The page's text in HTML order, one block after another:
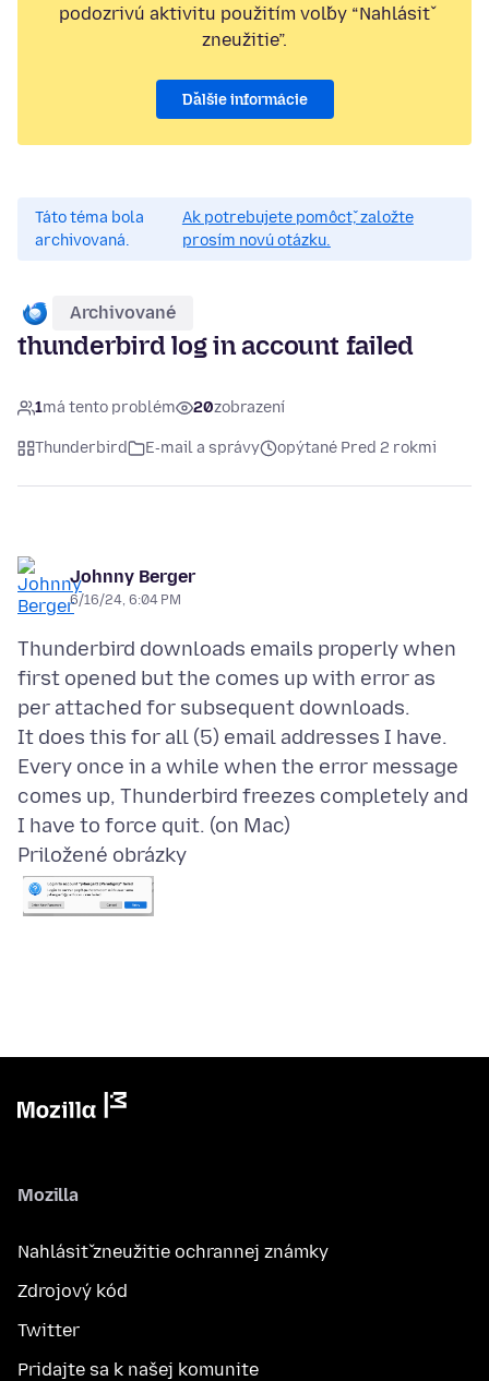
podozrivú aktivitu použitím voľby “Nahlásiť
zneužitie”.
Ďalšie informácie
Táto téma bola
archivovaná.
Ak potrebujete pomôcť, založte
prosím novú otázku.
Archivované
thunderbird log in account failed
1má tento problém 20zobrazení
Thunderbird E‑mail a správy opýtané Pred 2 rokmi
Johnny Berger
6/16/24, 6:04 PM
Thunderbird downloads emails properly when
first opened but the comes up with error as
per attached for subsequent downloads.
It does this for all (5) email addresses I have.
Every once in a while when the error message
comes up, Thunderbird freezes completely and
Priložené obrázky
Mozilla
Nahlásiť zneužitie ochrannej známky
Zdrojový kód
Twitter
Pridajte sa k našej komunite